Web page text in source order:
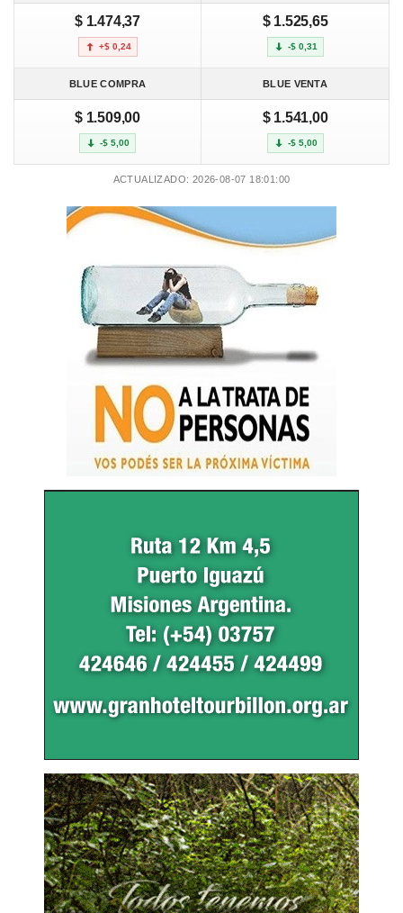
$ 1.474,37
+$ 0,24
$ 1.525,65
-$ 0,31
BLUE COMPRA BLUE VENTA
$ 1.509,00
-$ 5,00
$ 1.541,00
-$ 5,00
ACTUALIZADO: 2026-08-07 18:01:00